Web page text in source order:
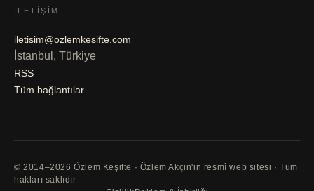
İLETIŞIM
iletisim@ozlemkesifte.com
İstanbul, Türkiye
RSS
Tüm bağlantılar
© 2014–2026 Özlem Keşifte · Özlem Akçin'in resmî web sitesi · Tüm
hakları saklıdır